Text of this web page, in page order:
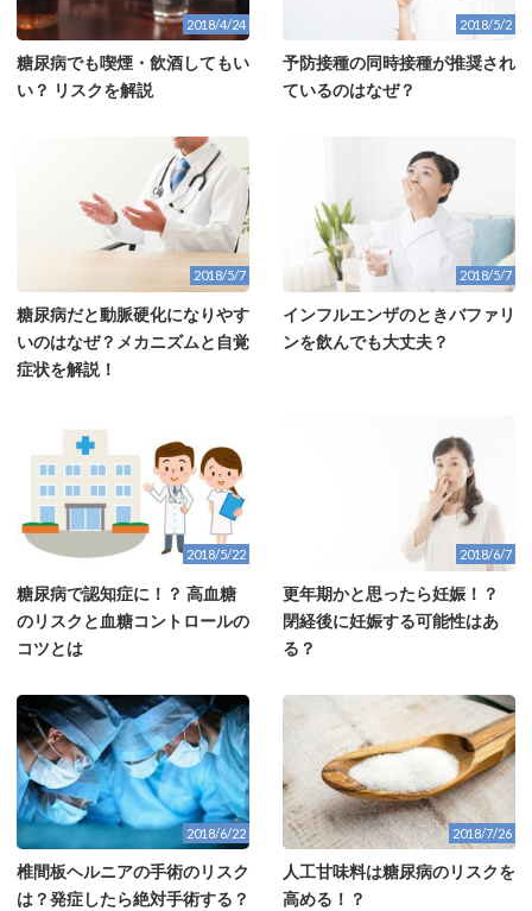
2018/4/24
糖尿病でも喫煙・飲酒してもい
い？ リスクを解説
2018/5/2
予防接種の同時接種が推奨され
ているのはなぜ？
2018/5/7
糖尿病だと動脈硬化になりやす
いのはなぜ？メカニズムと自覚
症状を解説！
2018/5/7
インフルエンザのときバファリ
ンを飲んでも大丈夫？
2018/5/22
糖尿病で認知症に！？ 高血糖
のリスクと血糖コントロールの
コツとは
2018/6/7
更年期かと思ったら妊娠！？
閉経後に妊娠する可能性はあ
る？
2018/6/22
椎間板ヘルニアの手術のリスク
は？発症したら絶対手術する？
2018/7/26
人工甘味料は糖尿病のリスクを
高める！？